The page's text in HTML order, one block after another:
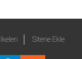
Sitene Ekle